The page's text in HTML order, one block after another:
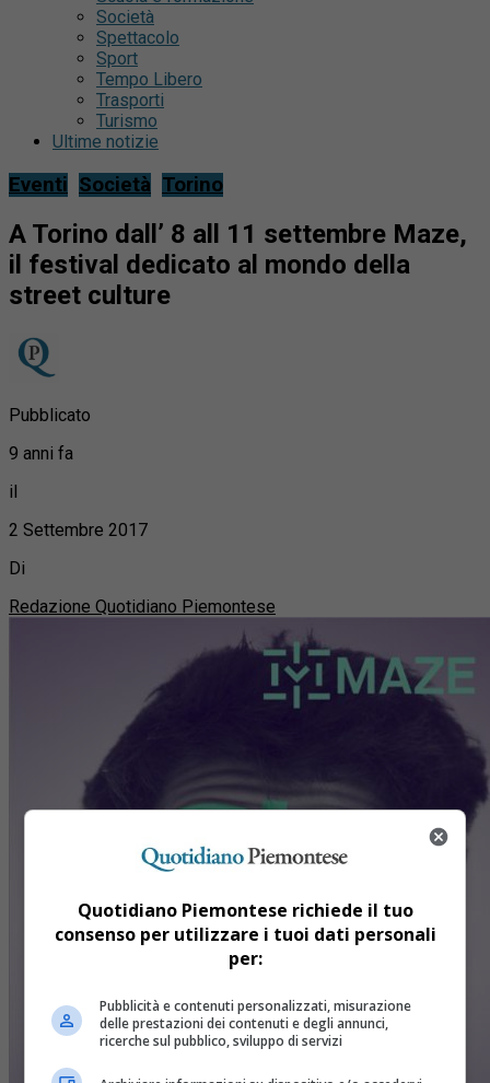
Società
Spettacolo
Sport
Tempo Libero
Trasporti
Turismo
Ultime notizie
Eventi Società Torino
A Torino dall’ 8 all 11 settembre Maze,
il festival dedicato al mondo della
street culture
Pubblicato
9 anni fa
il
2 Settembre 2017
Di
Redazione Quotidiano Piemontese
Quotidiano Piemontese richiede il tuo
consenso per utilizzare i tuoi dati personali
per:
Pubblicità e contenuti personalizzati, misurazione
delle prestazioni dei contenuti e degli annunci,
ricerche sul pubblico, sviluppo di servizi